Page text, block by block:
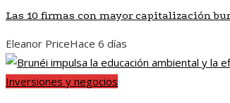
Las 10 firmas con mayor capitalización
Eleanor PriceHace 6 días
Inversiones y negocios